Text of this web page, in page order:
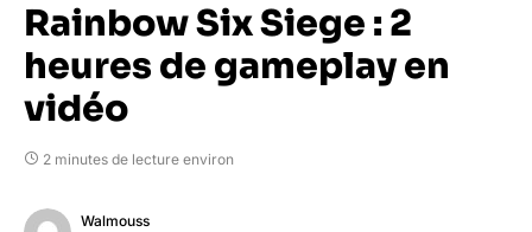
Rainbow Six Siege : 2
heures de gameplay en
vidéo
2 minutes de lecture environ
Walmouss